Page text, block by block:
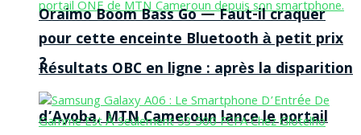
Résultats OBC en ligne : après la disparition
d’Ayoba, MTN Cameroun lance le portail
Oraimo Boom Bass Go — Faut-il craquer
pour cette enceinte Bluetooth à petit prix
?